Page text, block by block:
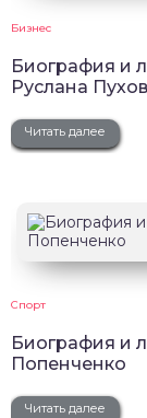
Бизнес
Биография и
Руслана
Читать далее
Спорт
Биография и
Попенченко
Читать далее